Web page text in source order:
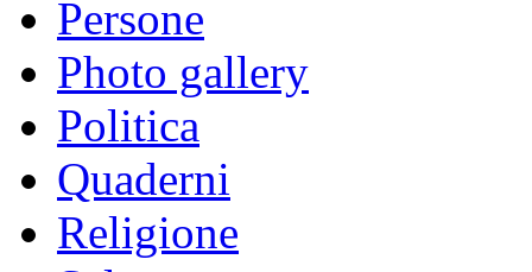
Persone
Photo gallery
Politica
Quaderni
Religione